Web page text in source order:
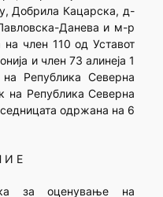
Добрила Кацарска, д-
Данева и м-р
член 110 од Уставот
и член 73 алинеја 1
Република Северна
на Република Северна
одржана на 6
И Е
за оценување на